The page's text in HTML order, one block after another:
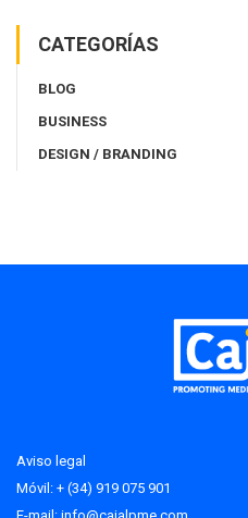
CATEGORÍAS
BLOG
BUSINESS
DESIGN / BRANDING
Aviso legal
Móvil: + (34) 919 075 901